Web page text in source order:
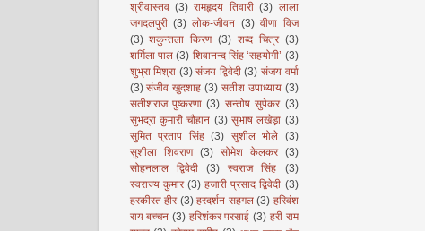
श्रीवास्तव (3) रामहृदय तिवारी (3) लाला
जगदलपुरी (3) लोक-जीवन (3) वीणा विज
(3) शकुन्तला किरण (3) शब्द चित्र (3)
शर्मिला पाल (3) शिवानन्द सिंह ‘सहयोगी’ (3)
शुभ्रा मिश्रा (3) संजय द्विवेदी (3) संजय वर्मा
(3) संजीव खुदशाह (3) सतीश उपाध्याय (3)
सतीशराज पुष्करणा (3) सन्तोष सुपेकर (3)
सुभद्रा कुमारी चौहान (3) सुभाष लखेड़ा (3)
सुमित प्रताप सिंह (3) सुशील भोले (3)
सुशीला शिवराण
(3) सोमेश केलकर
(3)
सोहनलाल द्विवेदी
(3) स्वराज सिंह
(3)
स्वराज्य कुमार (3) हजारी प्रसाद द्विवेदी (3)
हरकीरत हीर (3) हरदर्शन सहगल (3) हरिवंश
राय बच्चन (3) हरिशंकर परसाई (3) हरी राम